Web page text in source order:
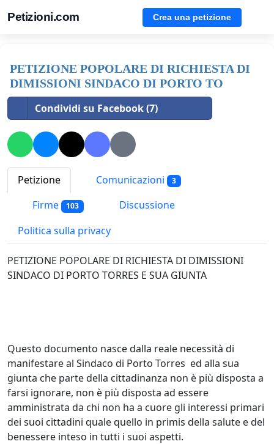
Petizioni.com Crea una petizione
PETIZIONE POPOLARE DI RICHIESTA DI
DIMISSIONI SINDACO DI PORTO TO
Condividi su Facebook (7)
Petizione Comunicazioni 3
Firme 103
Discussione
Politica sulla privacy
PETIZIONE POPOLARE DI RICHIESTA DI DIMISSIONI
SINDACO DI PORTO TORRES E SUA GIUNTA
Questo documento nasce dalla reale necessità di
manifestare al Sindaco di Porto Torres ed alla sua
giunta che parte della cittadinanza non è più disposta a
farsi ignorare, non è più disposta ad essere
amministrata da chi non ha a cuore gli interessi primari
dei suoi cittadini quale quello in primis della salute e del
benessere inteso in tutti i suoi aspetti.